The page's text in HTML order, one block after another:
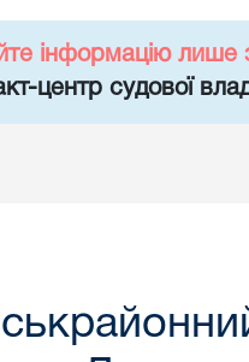
інформацію лише
центр судової